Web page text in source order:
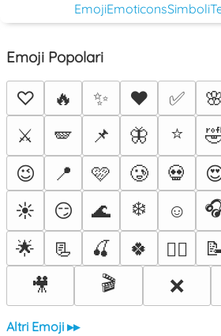
EmojiEmoticonsSimboli
Emoji Popolari
♡ 🔥 ✨ ❤️ ✅ 🌸
⚔️
🪽 📌 🦋 ⭐
😉
📍 🩷 🥲 💀
☀️
😏 🌊 ❄️ ☺️
🌟
📃 🍒 🍀 ❤️‍🔥 📝
🎥
🎬 ❌
Altri Emoji ▸▸